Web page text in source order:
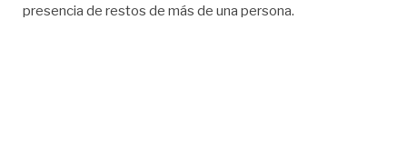
presencia de restos de más de una persona.